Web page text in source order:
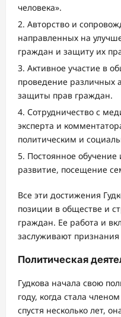
человека».
Авторство и
направленных на
граждан и защиту их
Активное участие в
проведение различных
защиты прав граждан.
Сотрудничество с
эксперта и
политическим и
Постоянное
развитие, посещение
Все эти достижения
позиции в обществе и
граждан. Ее работа и
заслуживают
Политическая
Гудкова начала свою
году, когда стала
спустя несколько лет,